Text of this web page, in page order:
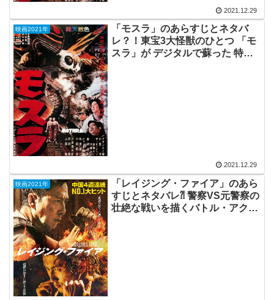
2021.12.29
映画2021年
「モスラ」のあらすじとネタバ
レ？！東宝3大怪獣のひとつ 「モ
スラ」が デジタルで蘇った 特撮
2021.12.29
映画2021年
「レイジング・ファイア」のあら
すじとネタバレ⁈ 警察VS元警察の
壮絶な戦いを描くバトル・アクシ